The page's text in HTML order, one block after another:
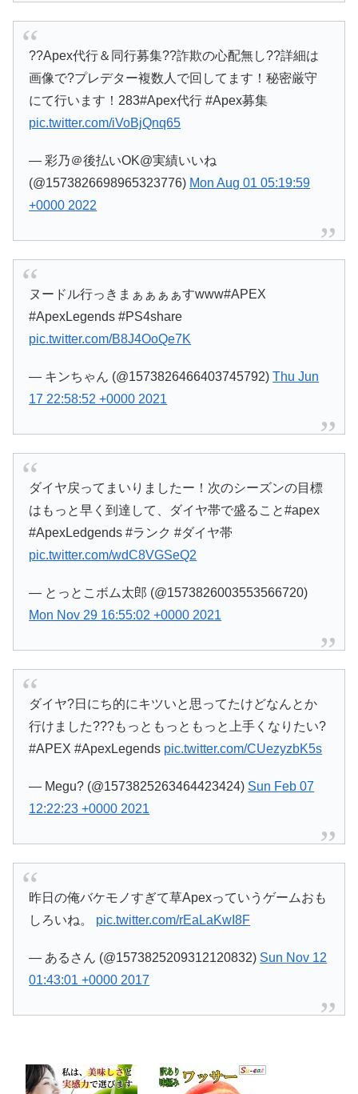
??Apex代行＆同行募集??詐欺の心配無し??詳細は
画像で?プレデター複数人で回してます！秘密厳守
にて行います！283#Apex代行 #Apex募集
pic.twitter.com/iVoBjQnq65
— 彩乃＠後払いOK@実績いいね
(@1573826698965323776) Mon Aug 01 05:19:59
+0000 2022
ヌードル行っきまぁぁぁぁすwww#APEX
#ApexLegends #PS4share
pic.twitter.com/B8J4OoQe7K
— キンちゃん (@1573826466403745792)Thu Jun
17 22:58:52 +0000 2021
ダイヤ戻ってまいりましたー！次のシーズンの目標
はもっと早く到達して、ダイヤ帯で盛ること#apex
#ApexLedgends #ランク #ダイヤ帯
pic.twitter.com/wdC8VGSeQ2
— とっとこボム太郎 (@1573826003553566720)
Mon Nov 29 16:55:02 +0000 2021
ダイヤ?日にち的にキツいと思ってたけどなんとか
行けました???もっともっともっと上手くなりたい?
#APEX #ApexLegends pic.twitter.com/CUezyzbK5s
— Megu? (@1573825263464423424) Sun Feb 07
12:22:23 +0000 2021
昨日の俺バケモノすぎて草Apexっていうゲームおも
しろいね。 pic.twitter.com/rEaLaKwI8F
— あるさん (@1573825209312120832) Sun Nov 12
01:43:01 +0000 2017